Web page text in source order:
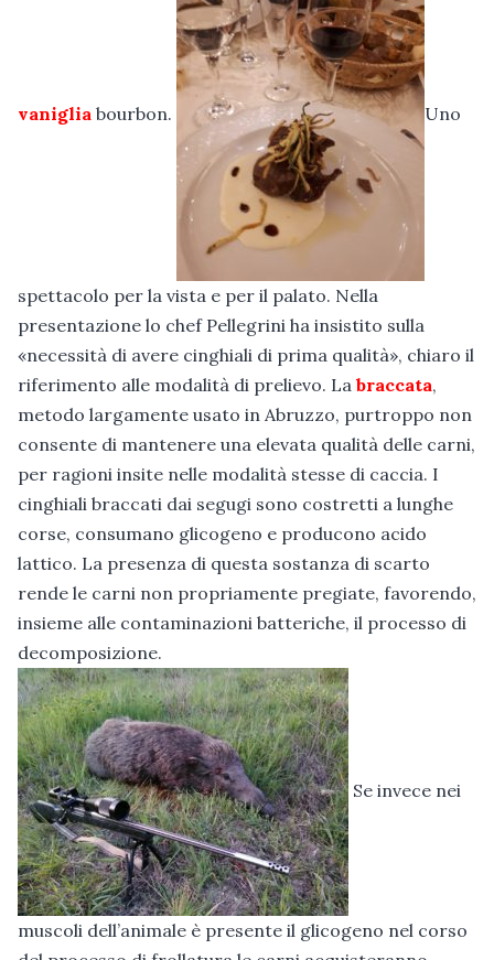
vaniglia bourbon. Uno
spettacolo per la vista e per il palato. Nella
presentazione lo chef Pellegrini ha insistito sulla
«necessità di avere cinghiali di prima qualità», chiaro il
riferimento alle modalità di prelievo. La braccata,
metodo largamente usato in Abruzzo, purtroppo non
consente di mantenere una elevata qualità delle carni,
per ragioni insite nelle modalità stesse di caccia. I
cinghiali braccati dai segugi sono costretti a lunghe
corse, consumano glicogeno e producono acido
lattico. La presenza di questa sostanza di scarto
rende le carni non propriamente pregiate, favorendo,
insieme alle contaminazioni batteriche, il processo di
decomposizione.
Se invece nei
muscoli dell’animale è presente il glicogeno nel corso